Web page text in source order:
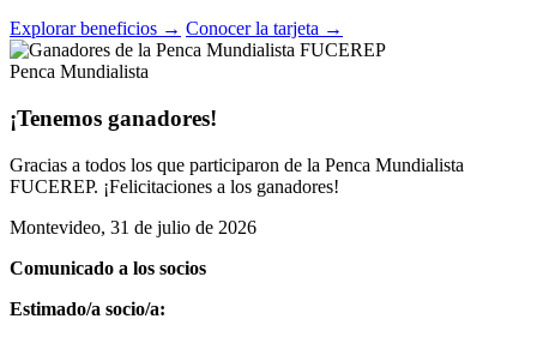
Explorar beneficios → Conocer la tarjeta →
Penca Mundialista
¡Tenemos ganadores!
Gracias a todos los que participaron de la Penca Mundialista
FUCEREP. ¡Felicitaciones a los ganadores!
Montevideo, 31 de julio de 2026
Comunicado a los socios
Estimado/a socio/a: